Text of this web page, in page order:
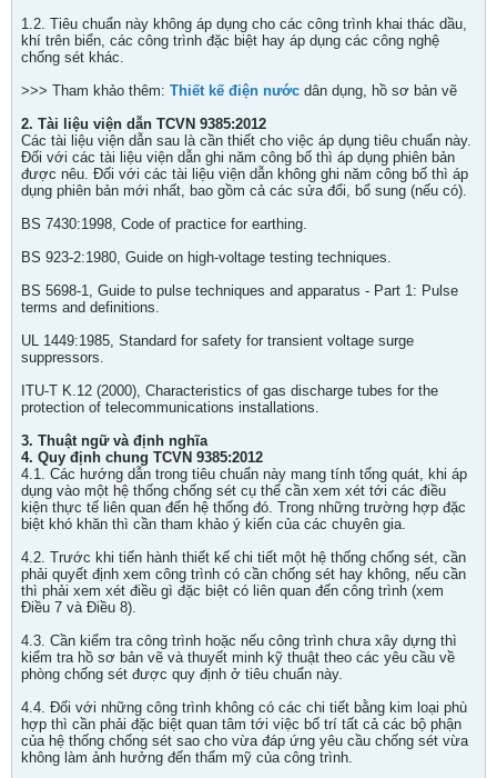
1.2. Tiêu chuẩn này không áp dụng cho các công trình khai thác dầu,
khí trên biển, các công trình đặc biệt hay áp dụng các công nghệ
chống sét khác.
>>> Tham khảo thêm: Thiết kế điện nước dân dụng, hồ sơ bản vẽ
2. Tài liệu viện dẫn TCVN 9385:2012
Các tài liệu viện dẫn sau là cần thiết cho việc áp dụng tiêu chuẩn này.
Đối với các tài liệu viện dẫn ghi năm công bố thì áp dụng phiên bản
được nêu. Đối với các tài liệu viện dẫn không ghi năm công bố thì áp
dụng phiên bản mới nhất, bao gồm cả các sửa đổi, bổ sung (nếu có).
BS 7430:1998, Code of practice for earthing.
BS 923-2:1980, Guide on high-voltage testing techniques.
BS 5698-1, Guide to pulse techniques and apparatus - Part 1: Pulse
terms and definitions.
UL 1449:1985, Standard for safety for transient voltage surge
suppressors.
ITU-T K.12 (2000), Characteristics of gas discharge tubes for the
protection of telecommunications installations.
3. Thuật ngữ và định nghĩa
4. Quy định chung TCVN 9385:2012
4.1. Các hướng dẫn trong tiêu chuẩn này mang tính tổng quát, khi áp
dụng vào một hệ thống chống sét cụ thể cần xem xét tới các điều
kiện thực tế liên quan đến hệ thống đó. Trong những trường hợp đặc
biệt khó khăn thì cần tham khảo ý kiến của các chuyên gia.
4.2. Trước khi tiến hành thiết kế chi tiết một hệ thống chống sét, cần
phải quyết định xem công trình có cần chống sét hay không, nếu cần
thì phải xem xét điều gì đặc biệt có liên quan đến công trình (xem
Điều 7 và Điều 8).
4.3. Cần kiểm tra công trình hoặc nếu công trình chưa xây dựng thì
kiểm tra hồ sơ bản vẽ và thuyết minh kỹ thuật theo các yêu cầu về
phòng chống sét được quy định ở tiêu chuẩn này.
4.4. Đối với những công trình không có các chi tiết bằng kim loại phù
hợp thì cần phải đặc biệt quan tâm tới việc bố trí tất cả các bộ phận
của hệ thống chống sét sao cho vừa đáp ứng yêu cầu chống sét vừa
không làm ảnh hưởng đến thẩm mỹ của công trình.